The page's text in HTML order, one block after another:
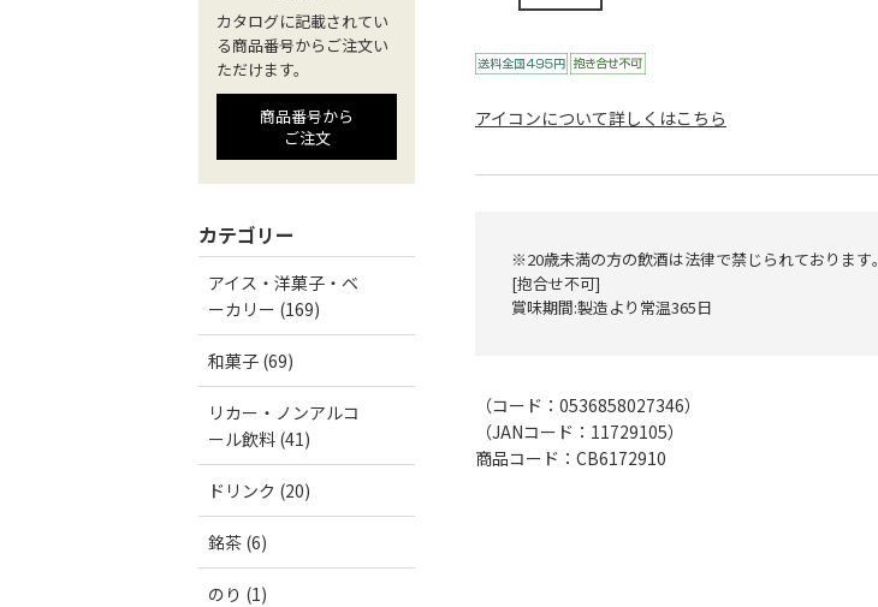
アイコンについて詳しくはこちら
※20歳未満の方の飲酒は法律で禁じられております｡
[抱合せ不可]
賞味期間:製造より常温365日
（コード： 0536858027346）
（JANコード： 11729105）
商品コード：CB6172910
カタログに記載されてい
る商品番号からご注文い
ただけます。
商品番号から
ご注文
カテゴリー
アイス・洋菓子・ベ
ーカリー (169)
和菓子 (69)
リカー・ノンアルコ
ール飲料 (41)
ドリンク (20)
銘茶 (6)
のり (1)